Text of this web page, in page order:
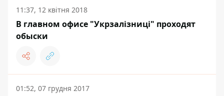
11:37, 12 квітня 2018
В главном офисе "Укрзалізниці" проходят
обыски
01:52, 07 грудня 2017